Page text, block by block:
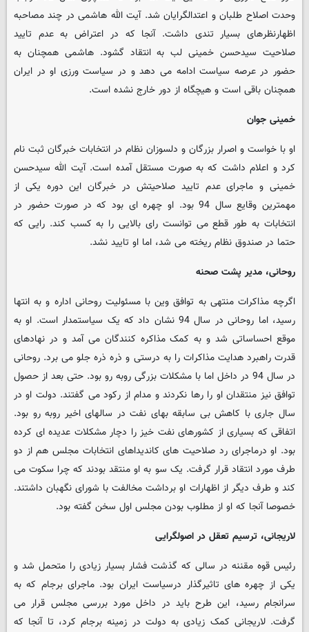
وحدت اصلاح طلبان و اعتدالگرایان شد. آیت الله هاشمی در چند مصاحبه
اظهارنظرهای بسیار تندی داشت. آنجا که در اعتراض به عدم تایید
صلاحیت سیدحسن خمینی لب به انتقاد گشود. هاشمی همچنان به
حضور در عرصه سیاست ادامه می دهد و در سیاست ورزی او در ایران
همچنان باقی است و هیچگاه از دور خارج نشده است.
خمینی جوان
او با خواست و اصرار بزرگان و دلسوزان نظام در انتخابات خبرگان ثبت نام
کرد و اعلام داشت که به صورت مستقل آمده است. آیت الله سیدحسن
خمینی و ماجرای عدم تایید صلاحیتش در خبرگان این دوره یکی از
مهمترین وقایع سال 94 بود. او چهره ای بود که در صورت حضور در
انتخابات به طور قطع می توانست رای بالایی را به کسب کند. رایی که
حتما در صندوق نظام ریخته می شد، اما او تایید نشد.
روحانی، مدیر پشت صحنه
اگرچه مذاکرات منتهی به توافق وین با مسئولیت روحانی اداره و به انتها
رسید، اما روحانی در سال 94 نشان داد که یک سیاستمدار است. او به
موقع احساساتی شد و به کمک مذاکره کنندگان می آمد و در نهادهای
قدرت راهبرد هدایت مذاکرات را به درستی و ذره ذره جلو می برد. روحانی
در سال 94 در داخل اما با مشکلات بزرگی روبه رو بود. حتی بعد از حصول
توافق نیز منتقدان او را رها نکردند و مدام از رکود می گفتند. دولت او در
سال جاری با کاهش بی سابقه بهای نفت در سالهای اخیر روبه رو بود.
اتفاقی که بسیاری از کشورهای نفت خیز را دچار مشکلات عدیده ای کرده
بود. او درماجرای رد صلاحیت های کاندیداهای انتخابات مجلس هم از دو
طرف مورد انتقاد قرار گرفت. یک سو به او منتقد بودند که چرا سکوت می
کند و طرف دیگر از اظهارات او برداشت مخالفت با شورای نگهبان داشتند.
خصوصا آنجا که او از مطلوب بودن مجلس اول سخن گفته بود.
لاریجانی، ترسیم تعقل در اصولگرایی
رئیس قوه مقننه در سالی که گذشت فشار بسیار زیادی را متحمل شد و
یکی از چهره های تاثیرگذار درسیاست ایران بود. ماجرای برجام که به
سرانجام رسید، این طرح باید در داخل مورد بررسی مجلس قرار می
گرفت. لاریجانی کمک زیادی به دولت در زمینه برجام کرد، تا آنجا که